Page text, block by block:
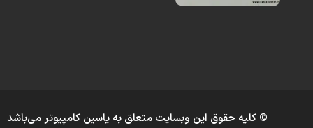
© کلیه حقوق این وبسایت متعلق به یاسین کامپیوتر می‌باشد